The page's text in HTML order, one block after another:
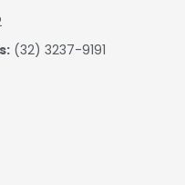
(32) 3237-9191